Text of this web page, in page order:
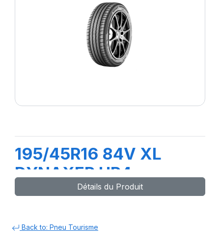
195/45R16 84V XL
DYNAXER HP4
Détails du Produit
Back to: Pneu Tourisme